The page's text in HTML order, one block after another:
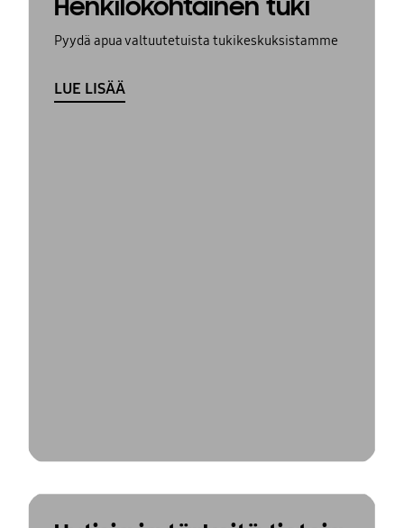
Henkilökohtainen tuki
Pyydä apua valtuutetuista tukikeskuksistamme
LUE LISÄÄ